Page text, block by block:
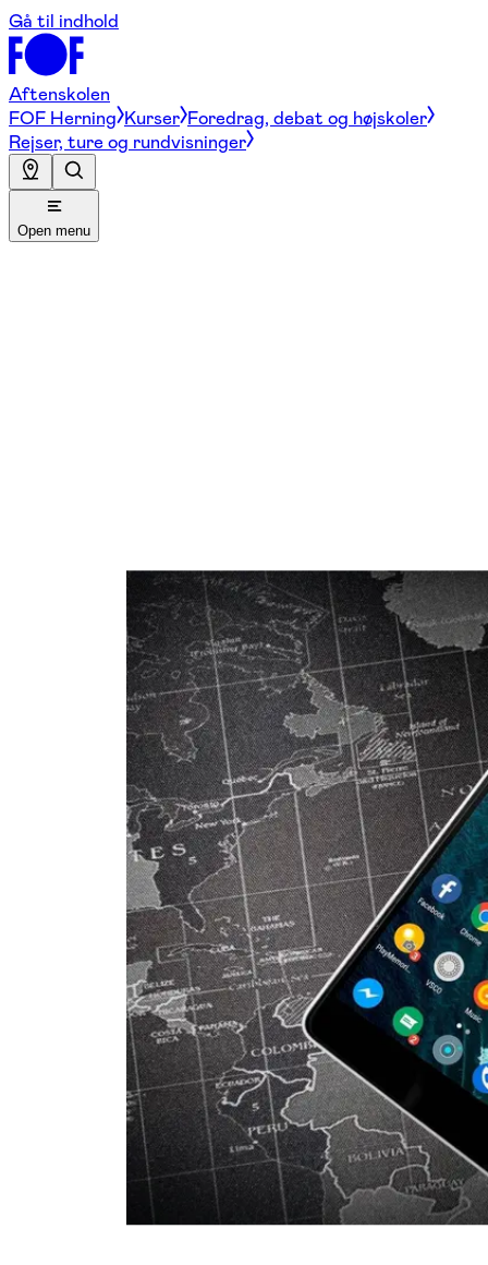
Gå til indhold
Aftenskolen
FOF Herning Kurser Foredrag, debat og højskoler
Rejser, ture og rundvisninger
Open menu